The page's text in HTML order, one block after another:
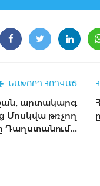
ՆԱԽՈՐԴ ՀՈԴՎԱԾ
արտակարգ
Մոսկվա թռչող
Դաղստանում...